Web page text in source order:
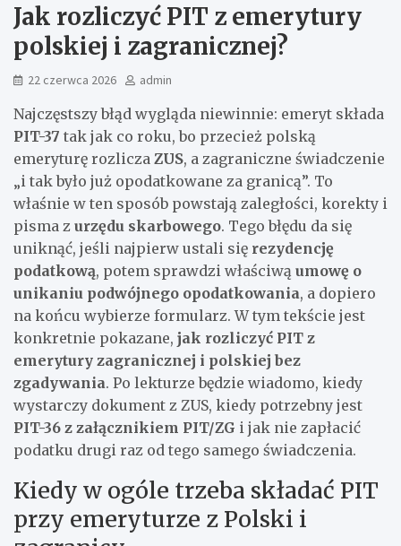
Jak rozliczyć PIT z emerytury
polskiej i zagranicznej?
22 czerwca 2026 admin
Najczęstszy błąd wygląda niewinnie: emeryt składa
PIT-37 tak jak co roku, bo przecież polską
emeryturę rozlicza ZUS, a zagraniczne świadczenie
„i tak było już opodatkowane za granicą”. To
właśnie w ten sposób powstają zaległości, korekty i
pisma z urzędu skarbowego. Tego błędu da się
uniknąć, jeśli najpierw ustali się rezydencję
podatkową, potem sprawdzi właściwą umowę o
unikaniu podwójnego opodatkowania, a dopiero
na końcu wybierze formularz. W tym tekście jest
konkretnie pokazane, jak rozliczyć PIT z
emerytury zagranicznej i polskiej bez
zgadywania. Po lekturze będzie wiadomo, kiedy
wystarczy dokument z ZUS, kiedy potrzebny jest
PIT-36 z załącznikiem PIT/ZG i jak nie zapłacić
podatku drugi raz od tego samego świadczenia.
Kiedy w ogóle trzeba składać PIT
przy emeryturze z Polski i